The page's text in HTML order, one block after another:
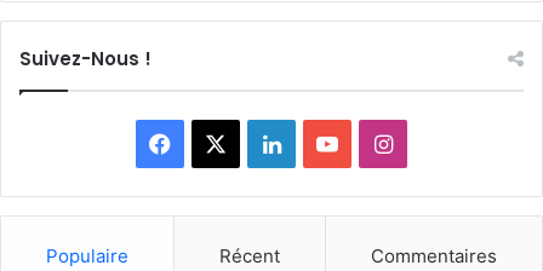
Suivez-Nous !
Facebook LinkedinYouTubeInstagram
Populaire Récent Commentaires